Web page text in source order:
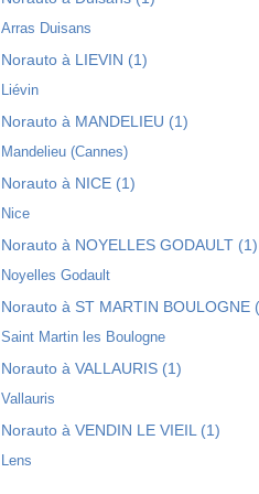
Arras Duisans
Norauto à LIEVIN (1)
Liévin
Norauto à MANDELIEU (1)
Mandelieu (Cannes)
Norauto à NICE (1)
Nice
Norauto à NOYELLES GODAULT (1)
Noyelles Godault
Norauto à ST MARTIN BOULOGNE
Saint Martin les Boulogne
Norauto à VALLAURIS (1)
Vallauris
Norauto à VENDIN LE VIEIL (1)
Lens